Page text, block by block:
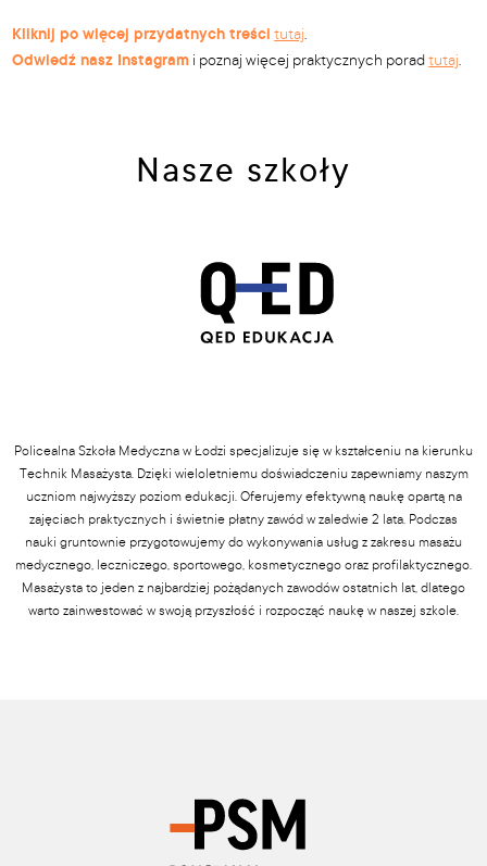
Kliknij po więcej przydatnych treści tutaj.
Odwiedź nasz Instagram i poznaj więcej praktycznych poradtutaj.
Nasze szkoły
Policealna Szkoła Medyczna w Łodzi specjalizuje się w kształceniu na kierunku
Technik Masażysta. Dzięki wieloletniemu doświadczeniu zapewniamy naszym
uczniom najwyższy poziom edukacji. Oferujemy efektywną naukę opartą na
zajęciach praktycznych i świetnie płatny zawód w zaledwie 2 lata. Podczas
nauki gruntownie przygotowujemy do wykonywania usług z zakresu masażu
medycznego, leczniczego, sportowego, kosmetycznego oraz profilaktycznego.
Masażysta to jeden z najbardziej pożądanych zawodów ostatnich lat, dlatego
warto zainwestować w swoją przyszłość i rozpocząć naukę w naszej szkole.